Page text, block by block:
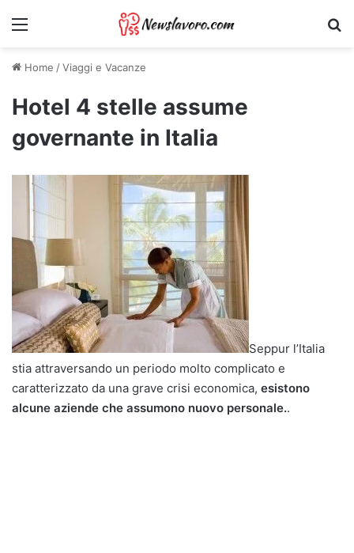
Menu
Home /Viaggi e Vacanze
Hotel 4 stelle assume
governante in Italia
Seppur l’Italia
stia attraversando un periodo molto complicato e
caratterizzato da una grave crisi economica, esistono
alcune aziende che assumono nuovo personale..